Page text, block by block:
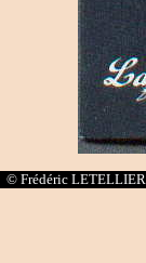
© Frédéric